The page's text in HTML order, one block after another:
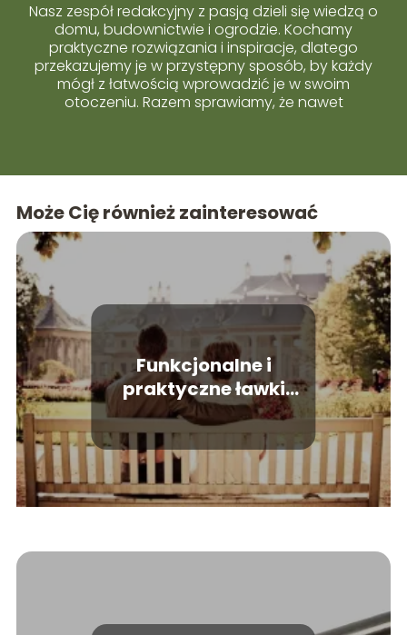
Nasz zespół redakcyjny z pasją dzieli się wiedzą o
domu, budownictwie i ogrodzie. Kochamy
praktyczne rozwiązania i inspiracje, dlatego
przekazujemy je w przystępny sposób, by każdy
mógł z łatwością wprowadzić je w swoim
otoczeniu. Razem sprawiamy, że nawet
Może Cię również zainteresować
Funkcjonalne i
praktyczne ławki
ogrodowe